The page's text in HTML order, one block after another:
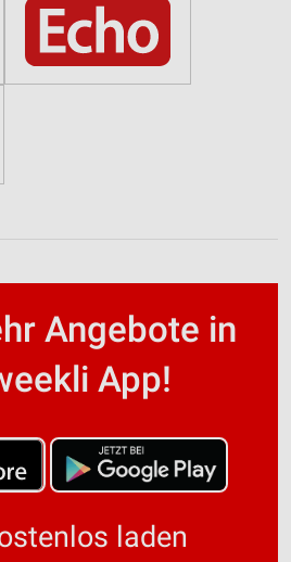
Angebote in
App!
laden